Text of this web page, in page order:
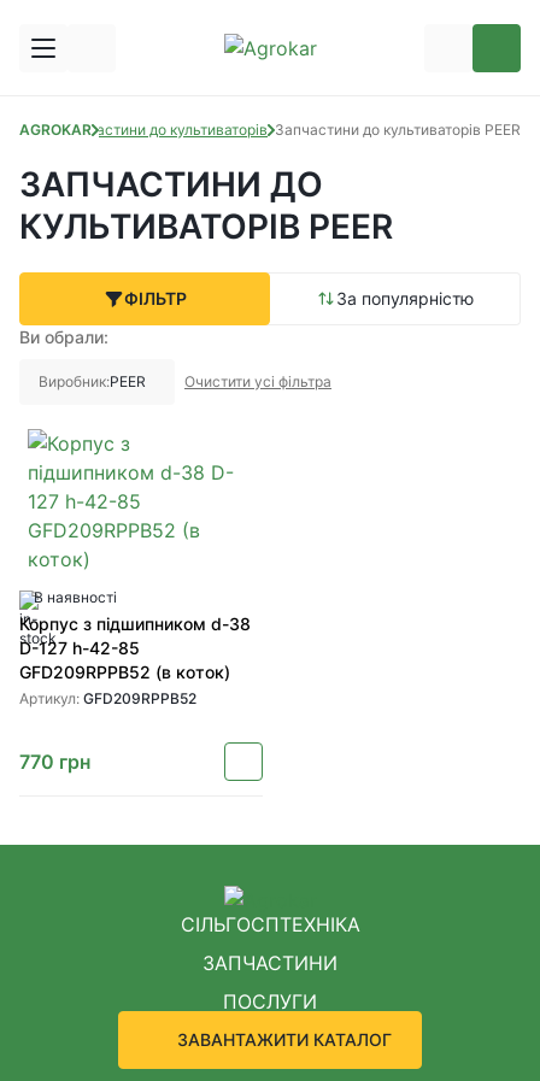
AGROKARЗапчастини до культиваторів Запчастини до культиваторів PEER
ЗАПЧАСТИНИ ДО
КУЛЬТИВАТОРІВ PEER
ФІЛЬТР
За популярністю
Ви обрали:
Виробник:PEER Очистити усі фільтра
В наявності
Корпус з підшипником d-38
D-127 h-42-85
GFD209RPPB52 (в коток)
Артикул: GFD209RPPB52
770 грн
СІЛЬГОСПТЕХНІКА
ЗАПЧАСТИНИ
ПОСЛУГИ
ЗАВАНТАЖИТИ КАТАЛОГ